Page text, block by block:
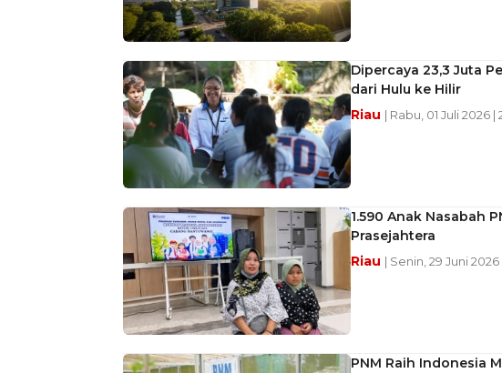
Dipercaya 23,3 Juta
dari Hulu ke Hilir
Riau | Rabu, 01 Juli 2026 |
1.590 Anak Nasabah
Prasejahtera
Riau | Senin, 29 Juni
PNM Raih Indonesia